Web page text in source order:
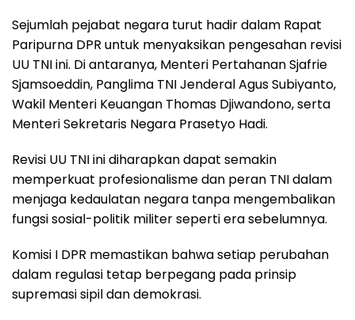
Sejumlah pejabat negara turut hadir dalam Rapat
Paripurna DPR untuk menyaksikan pengesahan revisi
UU TNI ini. Di antaranya, Menteri Pertahanan Sjafrie
Sjamsoeddin, Panglima TNI Jenderal Agus Subiyanto,
Wakil Menteri Keuangan Thomas Djiwandono, serta
Menteri Sekretaris Negara Prasetyo Hadi.
Revisi UU TNI ini diharapkan dapat semakin
memperkuat profesionalisme dan peran TNI dalam
menjaga kedaulatan negara tanpa mengembalikan
fungsi sosial-politik militer seperti era sebelumnya.
Komisi I DPR memastikan bahwa setiap perubahan
dalam regulasi tetap berpegang pada prinsip
supremasi sipil dan demokrasi.